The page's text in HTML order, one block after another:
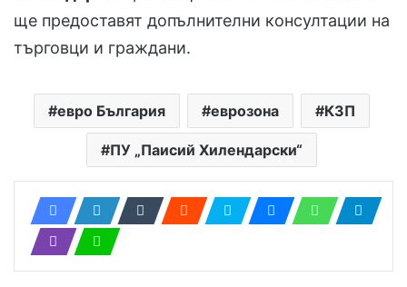
ще предоставят допълнителни консултации на
търговци и граждани.
евро България еврозона КЗП
ПУ „Паисий Хилендарски“